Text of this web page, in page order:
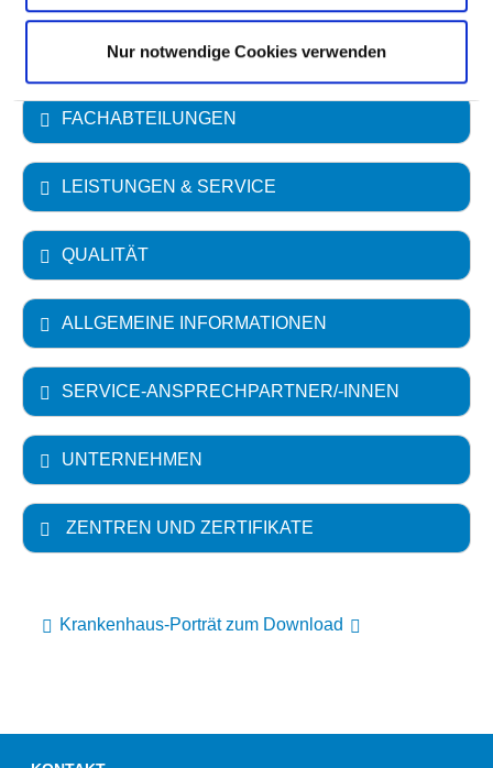
Nur notwendige Cookies verwenden
Essen
FACHABTEILUNGEN
LEISTUNGEN & SERVICE
QUALITÄT
ALLGEMEINE INFORMATIONEN
SERVICE-ANSPRECHPARTNER/-INNEN
UNTERNEHMEN
ZENTREN UND ZERTIFIKATE
Krankenhaus-Porträt zum Download